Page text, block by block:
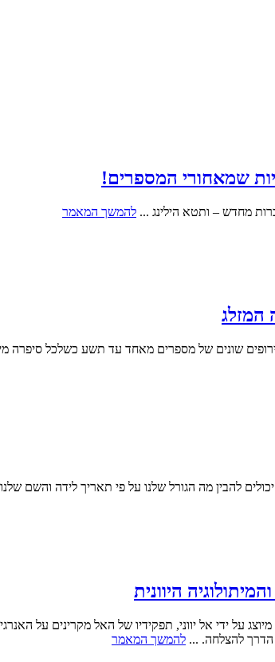
שמאחורי המספרים!
מחדש – ותטא הילינג ... להמשך המאמר
המזלג
שונים של מספרים מאחד עד תשע כשלכל סיפרה
יכולים להבין מה הגורל שלנו על פי תאריך לידה והשם
היוונית
מיוצג על ידי אל יווני, תפקידיו של האל מקרינים על
להצלחה. ... להמשך המאמר